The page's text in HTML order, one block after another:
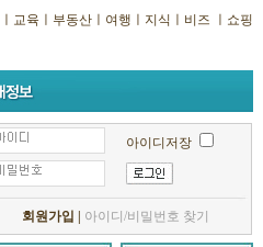
교육 부동산 여행 지식 비즈 쇼핑
아이디저장
회원가입 아이디/비밀번호 찾기